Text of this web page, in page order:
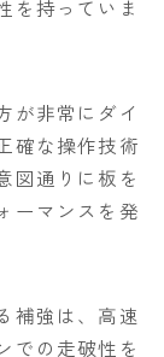
を持っていま
が非常にダイ
確な操作技術
図通りに板を
ーマンスを発
補強は、高速
での走破性を